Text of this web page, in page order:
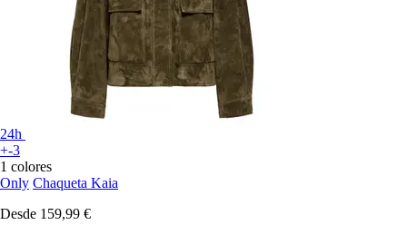
24h
+-3
1 colores
Only Chaqueta Kaia
Desde 159,99 €